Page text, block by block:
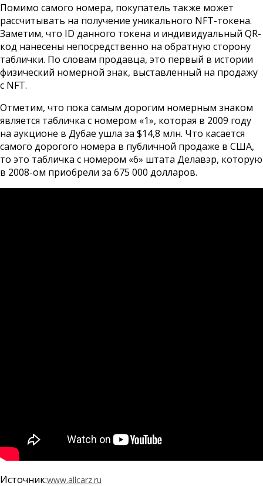
Помимо самого номера, покупатель также может
рассчитывать на получение уникального NFT-токена.
Заметим, что ID данного токена и индивидуальный QR-
код нанесены непосредственно на обратную сторону
таблички. По словам продавца, это первый в истории
физический номерной знак, выставленный на продажу
с NFT.
Отметим, что пока самым дорогим номерным знаком
является табличка с номером «1», которая в 2009 году
на аукционе в Дубае ушла за $14,8 млн. Что касается
самого дорогого номера в публичной продаже в США,
то это табличка с номером «6» штата Делавэр, которую
в 2008-ом приобрели за 675 000 долларов.
Источник:www.allcarz.ru